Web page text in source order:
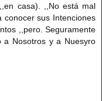
casa). ,,No está mal
conocer sus Intenciones
,,pero. Seguramente
a Nosotros y a Nuesyro